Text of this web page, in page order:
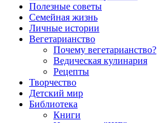
Полезные советы
Семейная жизнь
Личные истории
Вегетарианство
Почему вегетарианство?
Ведическая кулинария
Рецепты
Творчество
Детский мир
Библиотека
Книги